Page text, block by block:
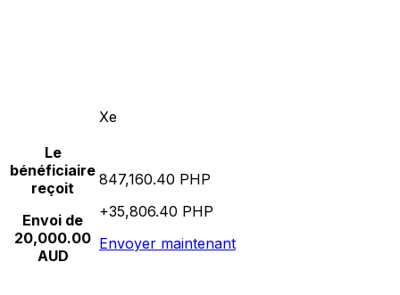
Xe
Le
bénéficiaire
reçoit
Envoi de
20,000.00
AUD
847,160.40 PHP
+35,806.40 PHP
Envoyer maintenant